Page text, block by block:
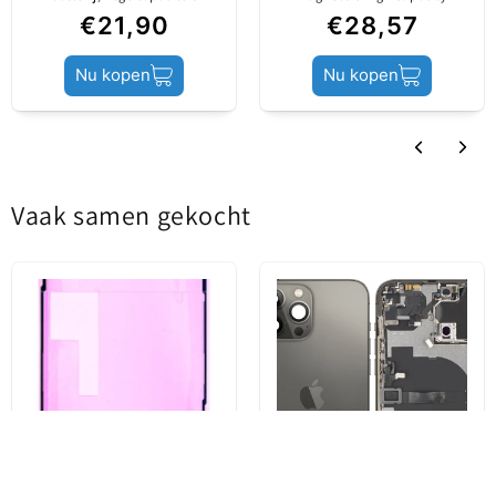
Inhoud Accu / Accu Lijm
€21,90
Nu kopen
€28,57
Nu kopen
Vaak samen gekocht